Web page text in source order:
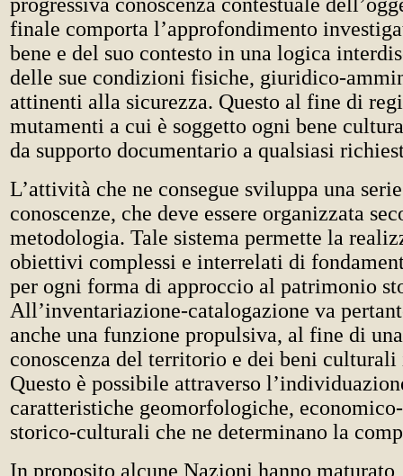
finale comporta l’approfondimento
bene e del suo contesto in una logica
delle sue condizioni fisiche, giuridico-
attinenti alla sicurezza. Questo al fine di
mutamenti a cui è soggetto ogni bene
da supporto documentario a qualsiasi
L’attività che ne consegue sviluppa una
conoscenze, che deve essere organizzata
metodologia. Tale sistema permette la
obiettivi complessi e interrelati di
per ogni forma di approccio al patrimonio
All’inventariazione-catalogazione va
anche una funzione propulsiva, al fine di
conoscenza del territorio e dei beni culturali
Questo è possibile attraverso
caratteristiche geomorfologiche,
storico-culturali che ne determinano la
In proposito alcune Nazioni hanno